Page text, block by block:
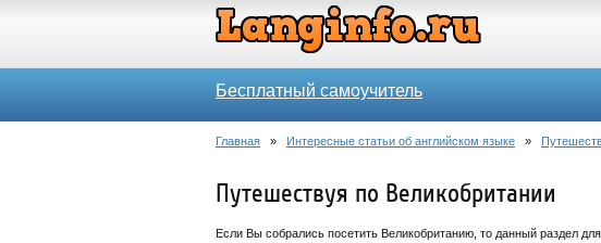
Бесплатный самоучитель
Главная » Интересные статьи об английском языке »
Путешествуя по Великобритании
Если Вы собрались посетить Великобританию, то данный раздел